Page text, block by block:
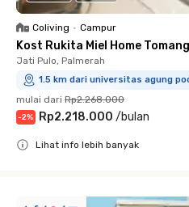
Coliving • Campur
Kost Rukita Miel Home Tomang
Jati Pulo, Palmerah
1.5 km dari universitas agung
mulai dari Rp2.268.000
-2% Rp2.218.000 /bulan
Lihat info lebih banyak